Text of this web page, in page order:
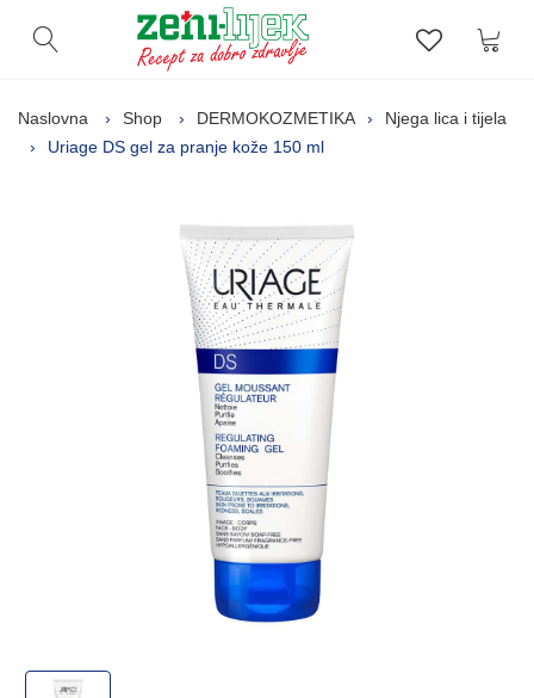
Otvori pretragu Lista
Naslovna Shop DERMOKOZMETIKA
Njega lica i tijela
Uriage DS gel za pranje kože 150 ml